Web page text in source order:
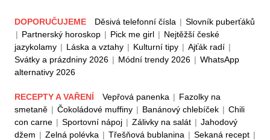
DOPORUČUJEME Děsivá telefonní čísla | Slovník puberťáků
| Partnerský horoskop | Pick me girl | Nejtěžší české
jazykolamy | Láska a vztahy | Kulturní tipy | Ajťák radí |
Svátky a prázdniny 2026 | Módní trendy 2026 | WhatsApp
alternativy 2026
RECEPTY A VAŘENÍ Vepřová panenka | Fazolky na
smetaně | Čokoládové muffiny | Banánový chlebíček | Chili
con carne | Sportovní nápoj | Zálivky na salát | Jahodový
džem | Zelná polévka | Třešňová bublanina | Sekaná recept |